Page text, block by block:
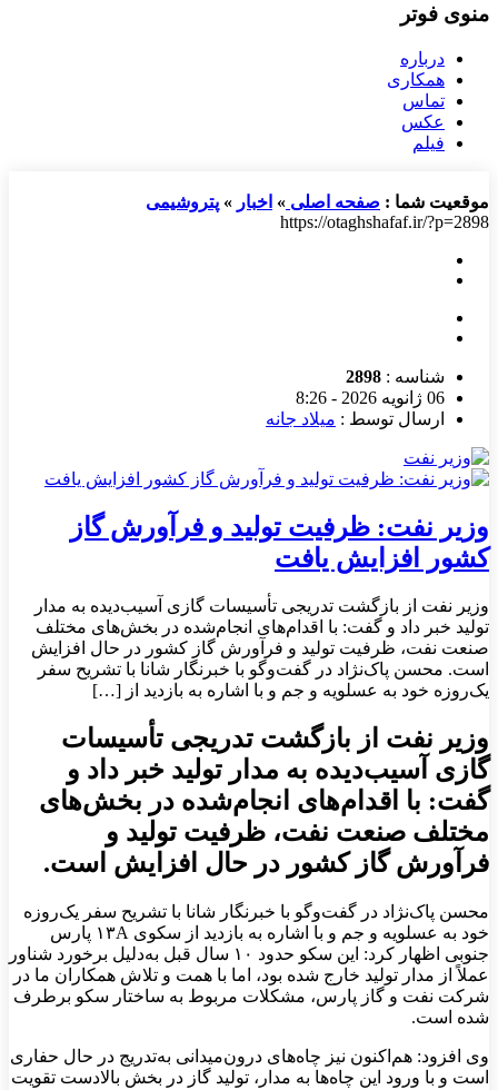
منوی فوتر
درباره
همکاری
تماس
عکس
فیلم
موقعیت شما : صفحه اصلی » اخبار » پتروشیمی
https://otaghshafaf.ir/?p=2898
شناسه : 2898
06 ژانویه 2026 - 8:26
ارسال توسط : میلاد جانه
وزیر نفت: ظرفیت تولید و فرآورش گاز
کشور افزایش یافت
وزیر نفت از بازگشت تدریجی تأسیسات گازی آسیب‌دیده به مدار
تولید خبر داد و گفت: با اقدام‌های انجام‌شده در بخش‌های مختلف
صنعت نفت، ظرفیت تولید و فرآورش گاز کشور در حال افزایش
است. محسن پاک‌نژاد در گفت‌وگو با خبرنگار شانا با تشریح سفر
یک‌روزه خود به عسلویه و جم و با اشاره به بازدید از […]
وزیر نفت از بازگشت تدریجی تأسیسات
گازی آسیب‌دیده به مدار تولید خبر داد و
گفت: با اقدام‌های انجام‌شده در بخش‌های
مختلف صنعت نفت، ظرفیت تولید و
فرآورش گاز کشور در حال افزایش است.
محسن پاک‌نژاد در گفت‌وگو با خبرنگار شانا با تشریح سفر یک‌روزه
خود به عسلویه و جم و با اشاره به بازدید از سکوی ۱۳A پارس
جنوبی اظهار کرد: این سکو حدود ۱۰ سال قبل به‌دلیل برخورد شناور
عملاً از مدار تولید خارج شده بود، اما با همت و تلاش همکاران ما در
شرکت نفت و گاز پارس، مشکلات مربوط به ساختار سکو برطرف
شده است.
وی افزود: هم‌اکنون نیز چاه‌های درون‌میدانی به‌تدریج در حال حفاری
است و با ورود این چاه‌ها به مدار، تولید گاز در بخش بالادست تقویت